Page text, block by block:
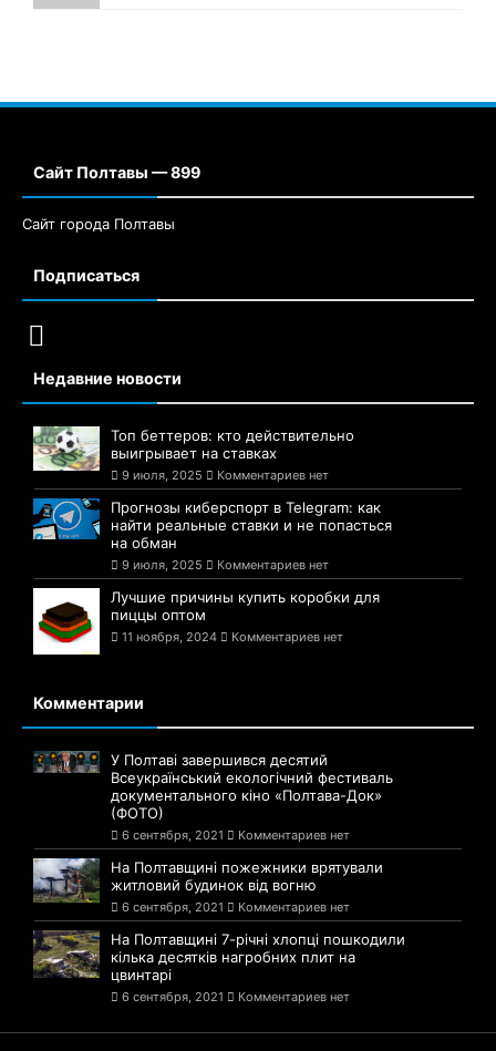
Сайт Полтавы — 899
Сайт города Полтавы
Подписаться
Недавние новости
Топ беттеров: кто действительно
выигрывает на ставках
9 июля, 2025 Комментариев нет
Прогнозы киберспорт в Telegram: как
найти реальные ставки и не попасться
на обман
9 июля, 2025 Комментариев нет
Лучшие причины купить коробки для
пиццы оптом
11 ноября, 2024 Комментариев нет
Комментарии
У Полтаві завершився десятий
Всеукраїнський екологічний фестиваль
документального кіно «Полтава-Док»
(ФОТО)
6 сентября, 2021 Комментариев нет
На Полтавщині пожежники врятували
житловий будинок від вогню
6 сентября, 2021 Комментариев нет
На Полтавщині 7-річні хлопці пошкодили
кілька десятків нагробних плит на
цвинтарі
6 сентября, 2021 Комментариев нет